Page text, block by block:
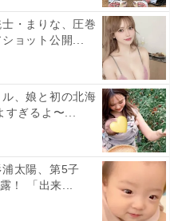
士・まりな、圧巻
ョット公開...
ル、娘と初の北海
すぎるよ〜...
浦太陽、第5子
！ 「出来...